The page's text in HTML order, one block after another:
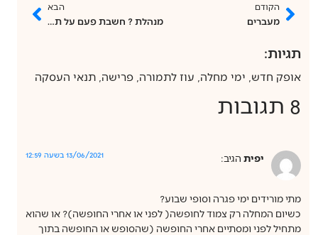
הקודם
מעברים
הבא
מנהלת ? חשבת פעם על תכנון פרישה?
תגיות:
אופק חדש ימי מחלה עוז לתמורה פרישה תנאי העסקה
8 תגובות
יפית הגיב: 13/06/2021 בשעה 12:59
מתי מורידים ימי פגרה וסופי שבוע?
כשיום המחלה רק צמוד לחופשה( לפני או אחרי החופשה)? או שהוא
מתחיל לפני ומסתיים אחרי החופשה (שהסופש או החופשה בתוך